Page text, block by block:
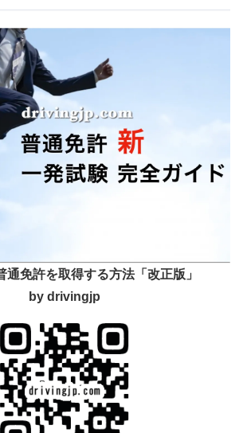
通免許を取得する方法「改正版」
by drivingjp